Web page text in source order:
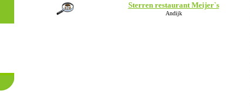
Sterren restaurant Meijer`s
Andijk